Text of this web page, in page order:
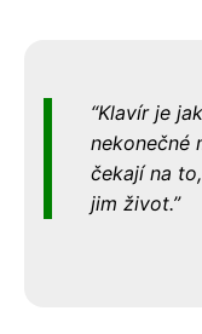
Klavír je
nekonečné
čekají na
jim život.